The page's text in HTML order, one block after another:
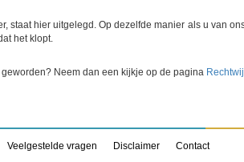
staat hier uitgelegd. Op dezelfde manier als u van
het klopt.
Neem dan een kijkje op de pagina
Veelgestelde vragen Disclaimer Contact